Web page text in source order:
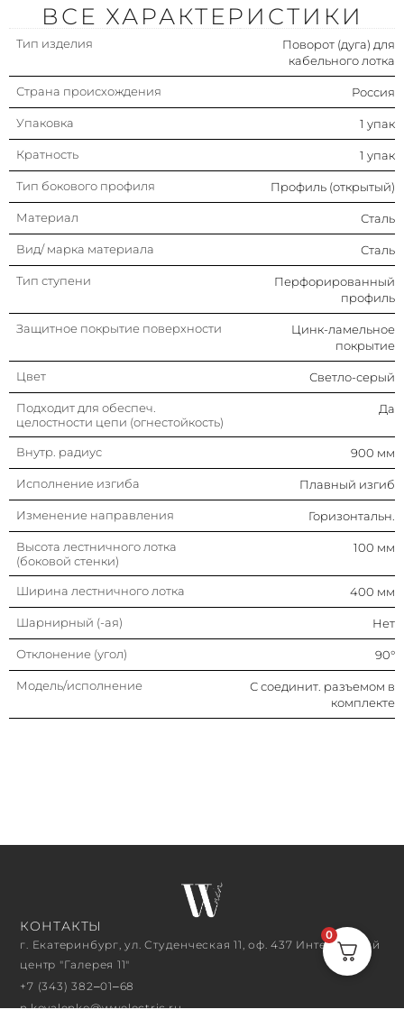
Отклонение (угол) 90°
Модель/исполнение
С соединит. разъемом в
комплекте
ВСЕ ХАРАКТЕРИСТИКИ
Тип изделия
Поворот (дуга) для
кабельного лотка
Страна происхождения Россия
Упаковка 1 упак
Кратность 1 упак
Тип бокового профиля Профиль (открытый)
Материал Сталь
Вид/ марка материала Сталь
Тип ступени
Перфорированный
профиль
Защитное покрытие поверхности
Цинк-ламельное
покрытие
Цвет Светло-серый
Подходит для обеспеч.
целостности цепи (огнестойкость)
Да
Внутр. радиус 900 мм
Исполнение изгиба Плавный изгиб
Изменение направления Горизонтальн.
Высота лестничного лотка
(боковой стенки)
100 мм
Ширина лестничного лотка 400 мм
Шарнирный (-ая) Нет
Отклонение (угол) 90°
Модель/исполнение
С соединит. разъемом в
комплекте
КОНТАКТЫ
г. Екатеринбург, ул. Студенческая 11, оф. 437 Интерьерный
центр "Галерея 11"
+7 (343) 382‒01‒68
n.kovalenko@wwelectric.ru
0